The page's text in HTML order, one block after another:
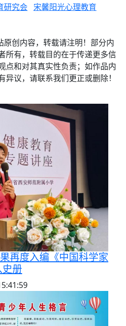
研究会 宋馨阳光心理教育
原创内容，转载请注明！部分内
所有，转载目的在于传递更多信
点和对其真实性负责；如作品内
议，请联系我们更正或删除！
再度入编《中国科学家
册